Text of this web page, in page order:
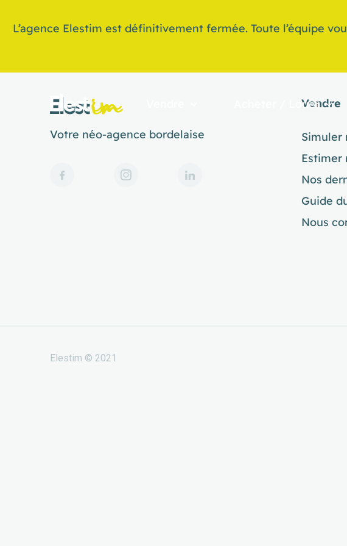
L’agence Elestim est définitivement fermée. Toute l’équipe
Acheter / Louer
Votre néo-agence bordelaise
Vendre
Simuler
Estimer
Nos
Guide
Nous
Elestim © 2021